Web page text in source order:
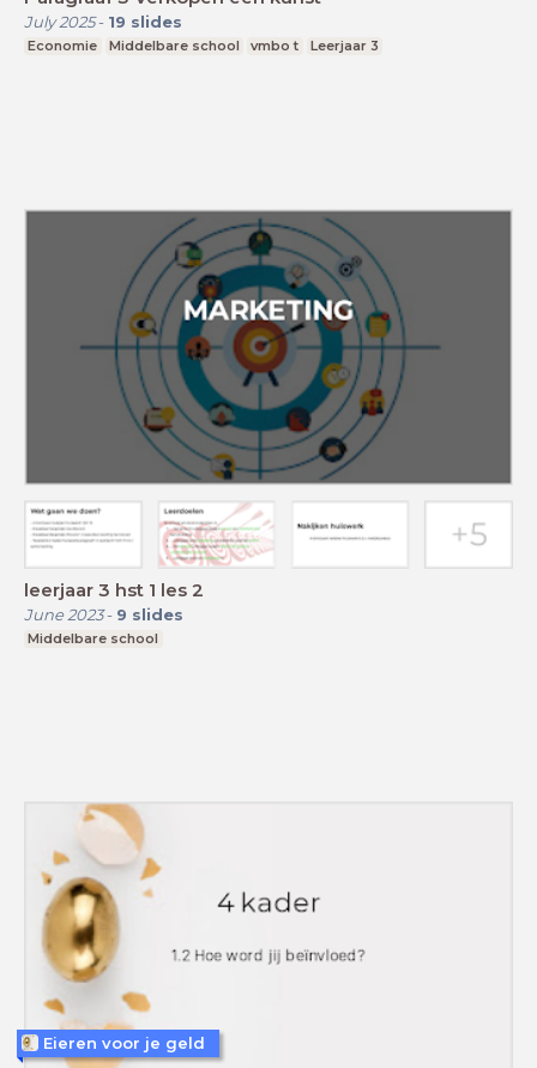
July 2025- 19 slides
Economie Middelbare school vmbo t Leerjaar 3
leerjaar 3 hst 1 les 2
June 2023- 9 slides
Middelbare school
Eieren voor je geld